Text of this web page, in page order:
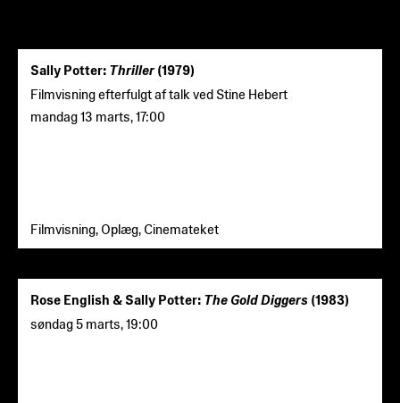
Sally Potter: Thriller(1979)
Filmvisning efterfulgt af talk ved Stine Hebert
mandag 13 marts ,17:00
Filmvisning, Oplæg, Cinemateket
Rose English & Sally Potter: The Gold Diggers (1983)
søndag 5 marts ,19:00